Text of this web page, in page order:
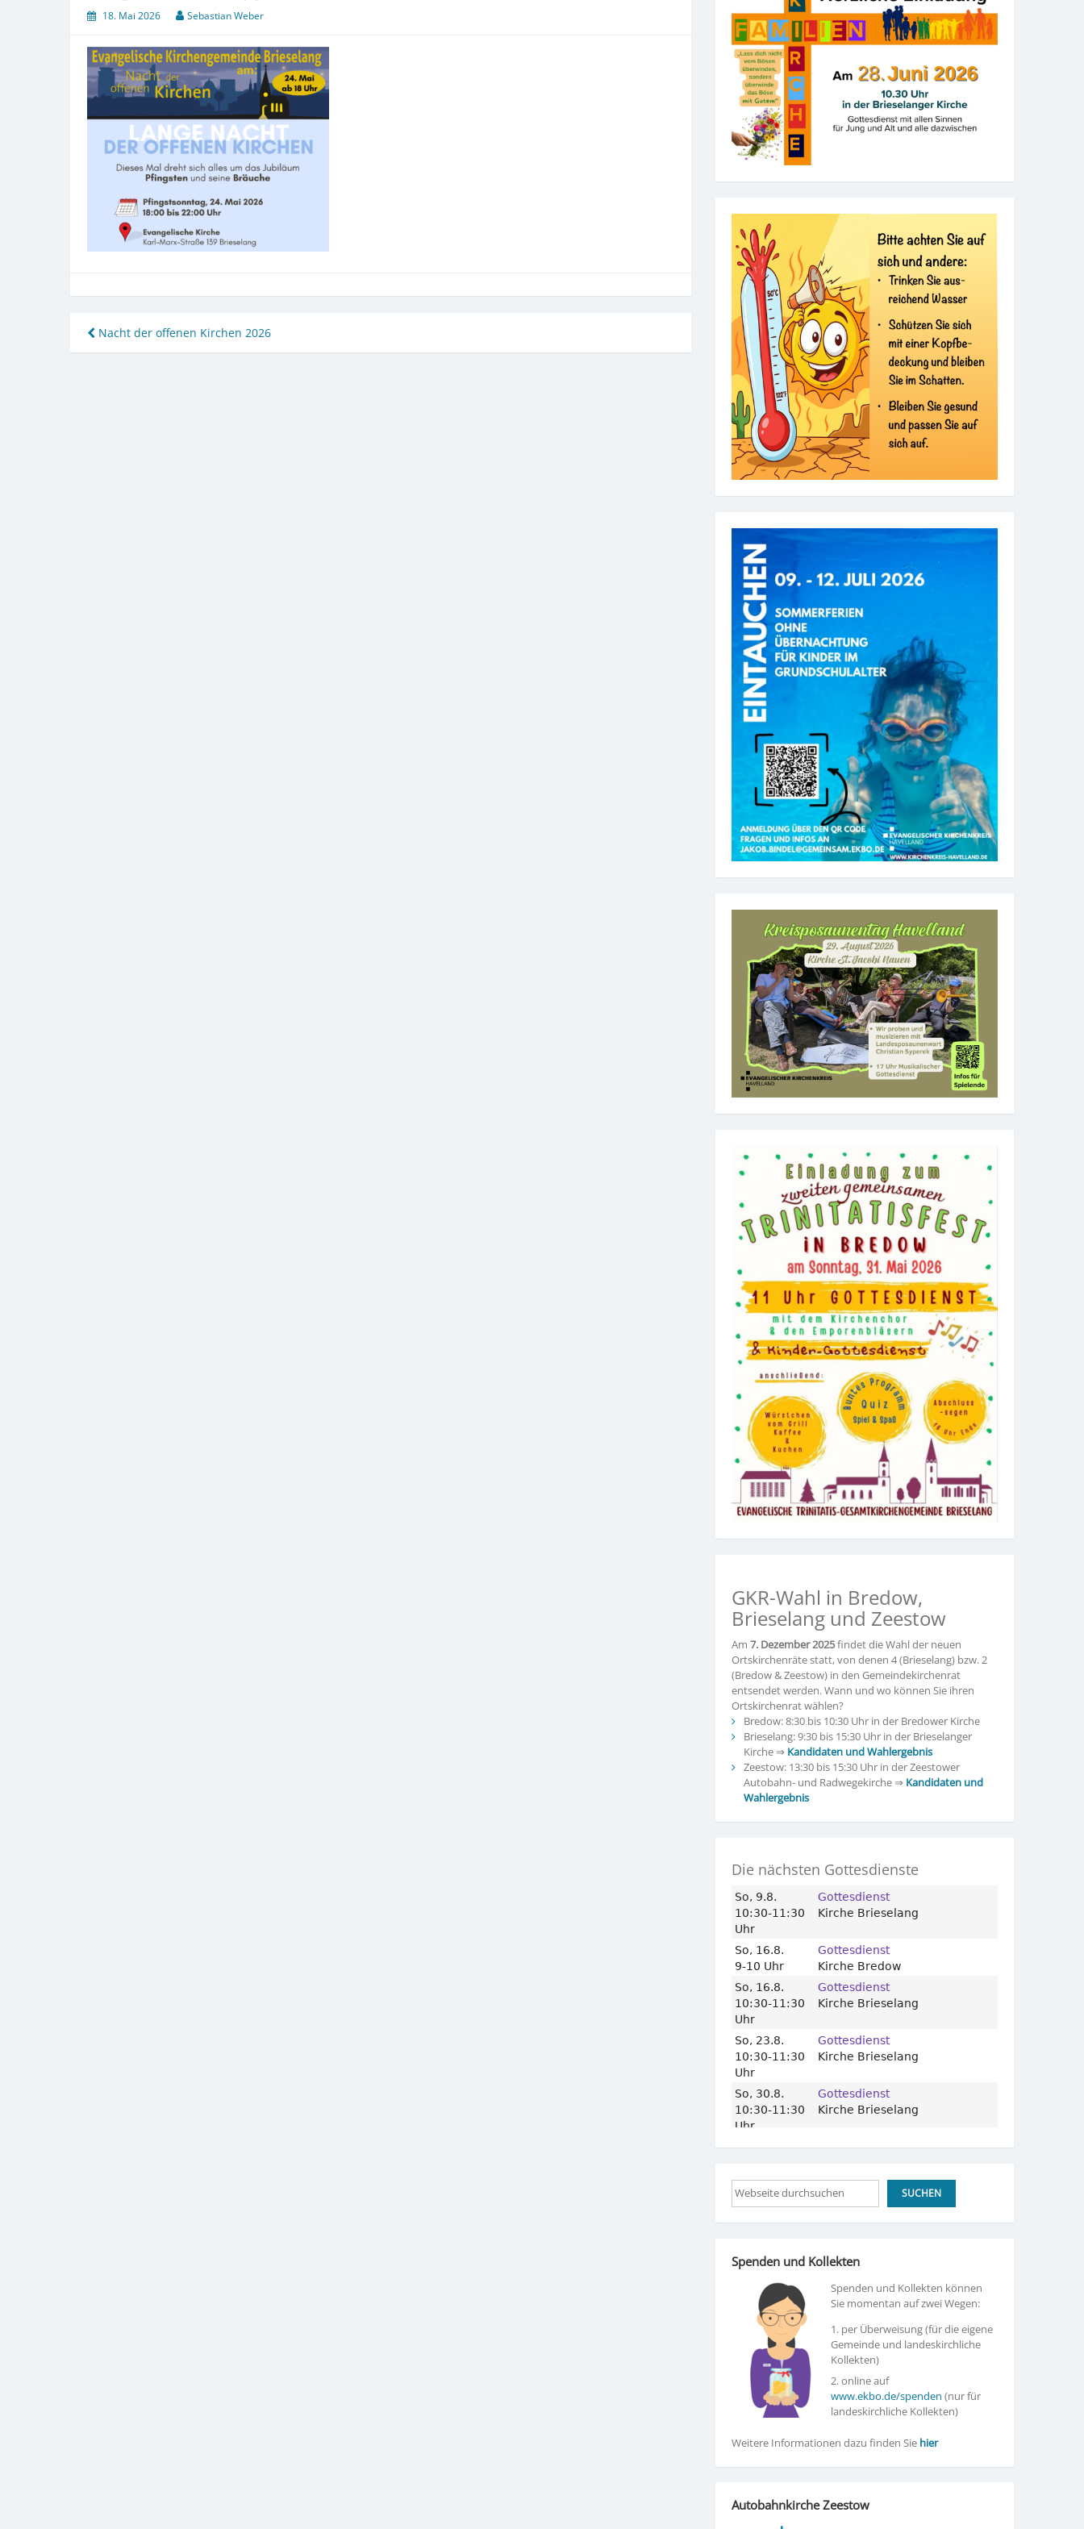
18. Mai 2026 Sebastian Weber
Beitragsnavigation
Nacht der offenen Kirchen 2026
GKR-Wahl in Bredow,
Brieselang und Zeestow
Am 7. Dezember 2025findet die Wahl der neuen
Ortskirchenräte statt, von denen 4 (Brieselang) bzw. 2
(Bredow & Zeestow) in den Gemeindekirchenrat
entsendet werden. Wann und wo können Sie ihren
Ortskirchenrat wählen?
Bredow: 8:30 bis 10:30 Uhr in der Bredower Kirche
Brieselang: 9:30 bis 15:30 Uhr in der Brieselanger
Kirche ⇒ Kandidaten und Wahlergebnis
Zeestow: 13:30 bis 15:30 Uhr in der Zeestower
Autobahn- und Radwegekirche ⇒ Kandidaten und
Wahlergebnis
Die nächsten Gottesdienste
Suchen SUCHEN
Spenden und Kollekten
Spenden und Kollekten können
Sie momentan auf zwei Wegen:
1. per Überweisung (für die eigene
Gemeinde und landeskirchliche
Kollekten)
2. online auf
www.ekbo.de/spenden (nur für
landeskirchliche Kollekten)
Weitere Informationen dazu finden Sie hier
Autobahnkirche Zeestow